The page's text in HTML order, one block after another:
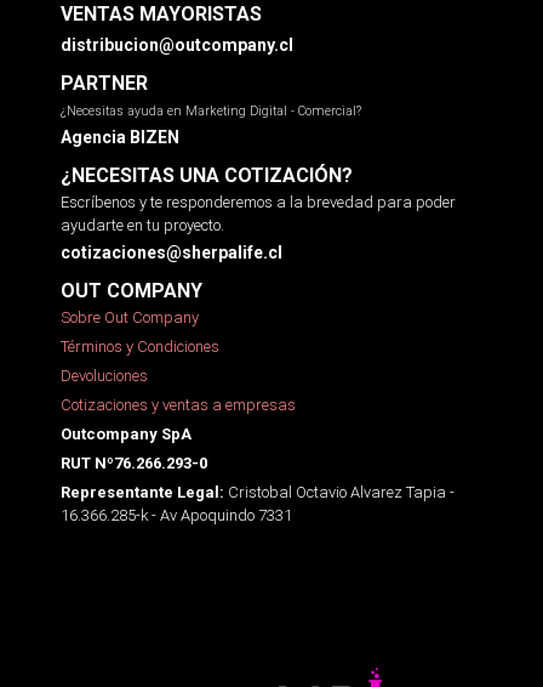
VENTAS MAYORISTAS
distribucion@outcompany.cl
PARTNER
¿Necesitas ayuda en Marketing Digital - Comercial?
Agencia BIZEN
¿NECESITAS UNA COTIZACIÓN?
Escríbenos y te responderemos a la brevedad para poder
ayudarte en tu proyecto.
cotizaciones@sherpalife.cl
OUT COMPANY
Sobre Out Company
Términos y Condiciones
Devoluciones
Cotizaciones y ventas a empresas
Outcompany SpA
RUT Nº76.266.293-0
Representante Legal: Cristobal Octavio Alvarez Tapia -
16.366.285-k - Av Apoquindo 7331